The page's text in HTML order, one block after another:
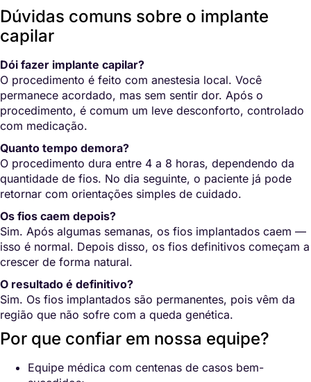
Dúvidas comuns sobre o implante
capilar
Dói fazer implante capilar?
O procedimento é feito com anestesia local. Você
permanece acordado, mas sem sentir dor. Após o
procedimento, é comum um leve desconforto, controlado
com medicação.
Quanto tempo demora?
O procedimento dura entre 4 a 8 horas, dependendo da
quantidade de fios. No dia seguinte, o paciente já pode
retornar com orientações simples de cuidado.
Os fios caem depois?
Sim. Após algumas semanas, os fios implantados caem —
isso é normal. Depois disso, os fios definitivos começam a
crescer de forma natural.
O resultado é definitivo?
Sim. Os fios implantados são permanentes, pois vêm da
região que não sofre com a queda genética.
Por que confiar em nossa equipe?
Equipe médica com centenas de casos bem-